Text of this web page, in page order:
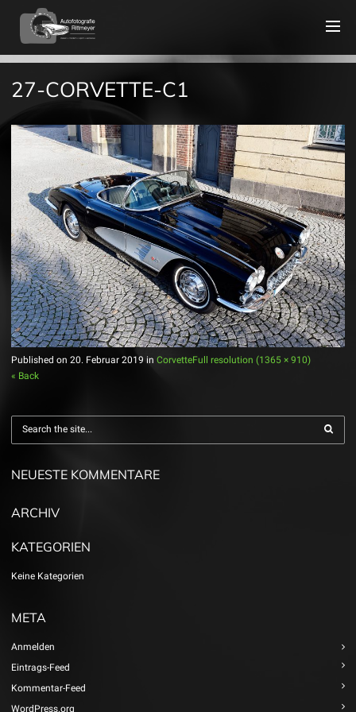
27-CORVETTE-C1
Published on 20. Februar 2019 in CorvetteFull resolution (1365 × 910)
« Back
NEUESTE KOMMENTARE
ARCHIV
KATEGORIEN
Keine Kategorien
META
Anmelden
Eintrags-Feed
Kommentar-Feed
WordPress.org